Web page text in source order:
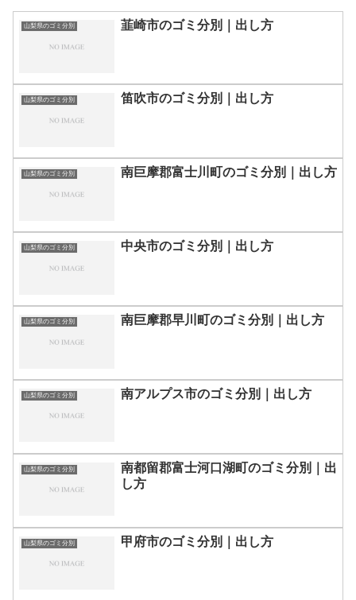
山梨県のゴミ分別 韮崎市のゴミ分別｜出し方
山梨県のゴミ分別 笛吹市のゴミ分別｜出し方
山梨県のゴミ分別 南巨摩郡富士川町のゴミ分別｜出し方
山梨県のゴミ分別 中央市のゴミ分別｜出し方
山梨県のゴミ分別 南巨摩郡早川町のゴミ分別｜出し方
山梨県のゴミ分別 南アルプス市のゴミ分別｜出し方
山梨県のゴミ分別
南都留郡富士河口湖町のゴミ分別｜出
し方
山梨県のゴミ分別 甲府市のゴミ分別｜出し方